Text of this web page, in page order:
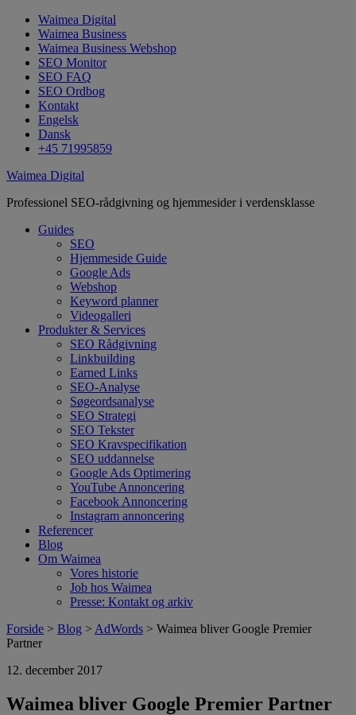
Waimea Digital
Waimea Business
Waimea Business Webshop
SEO Monitor
SEO FAQ
SEO Ordbog
Kontakt
Engelsk
Dansk
+45 71995859
Waimea Digital
Professionel SEO-rådgivning og hjemmesider i verdensklasse
Guides
SEO
Hjemmeside Guide
Google Ads
Webshop
Keyword planner
Videogalleri
Produkter & Services
SEO Rådgivning
Linkbuilding
Earned Links
SEO-Analyse
Søgeordsanalyse
SEO Strategi
SEO Tekster
SEO Kravspecifikation
SEO uddannelse
Google Ads Optimering
YouTube Annoncering
Facebook Annoncering
Instagram annoncering
Referencer
Blog
Om Waimea
Vores historie
Job hos Waimea
Presse: Kontakt og arkiv
Forside > Blog > AdWords > Waimea bliver Google Premier
Partner
12. december 2017
Waimea bliver Google Premier Partner